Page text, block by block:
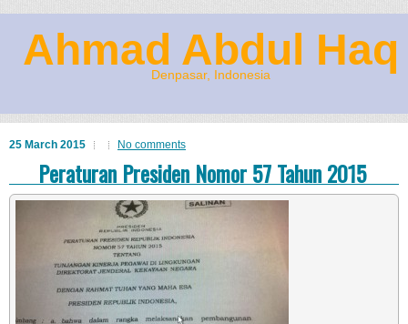
Ahmad Abdul Haq
Denpasar, Indonesia
25 March 2015 No comments
Peraturan Presiden Nomor 57 Tahun 2015